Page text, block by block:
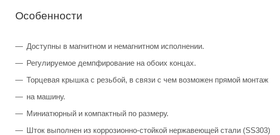
Особенности
Доступны в магнитном и немагнитном исполнении.
Регулируемое демпфирование на обоих концах.
Торцевая крышка с резьбой, в связи с чем возможен прямой монтаж
на машину.
Миниатюрный и компактный по размеру.
Шток выполнен из коррозионно-стойкой нержавеющей стали (SS303)